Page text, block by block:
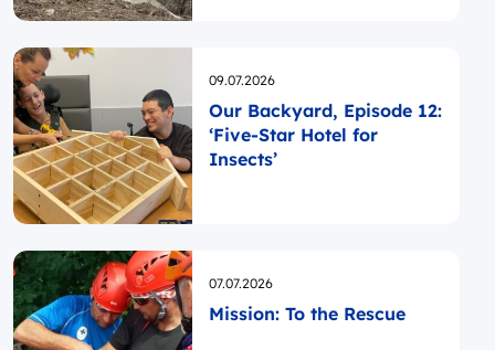
Opublikowano
09.07.2026
Our Backyard, Episode 12:
‘Five-Star Hotel for
Insects’
Opublikowano
07.07.2026
Mission: To the Rescue